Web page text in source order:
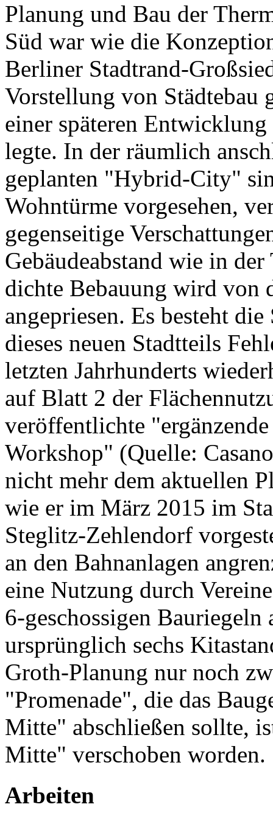
Planung und Bau der
Süd war wie die
Berliner Stadtrand-
Vorstellung von Städtebau
einer späteren
legte. In der räumlich
geplanten "Hybrid-City"
Wohntürme vorgesehen,
gegenseitige
Gebäudeabstand wie in
dichte Bebauung wird von
angepriesen. Es besteht
dieses neuen Stadtteils
letzten Jahrhunderts
auf Blatt 2 der
veröffentlichte
Workshop" (Quelle:
nicht mehr dem aktuellen
wie er im März 2015 im
Steglitz-Zehlendorf
an den Bahnanlagen
eine Nutzung durch
6-geschossigen
ursprünglich sechs
Groth-Planung nur noch
"Promenade", die das
Mitte" abschließen sollte,
Mitte" verschoben worden.
Arbeiten